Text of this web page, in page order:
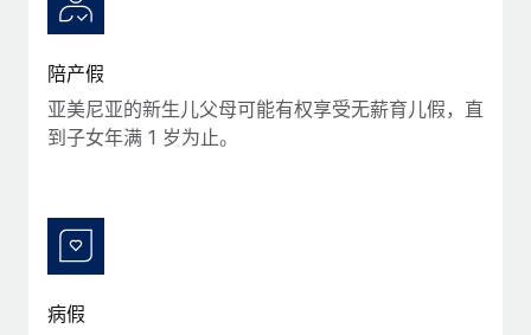
陪产假
亚美尼亚的新生儿父母可能有权享受无薪育儿假，直
到子女年满 1 岁为止。
病假